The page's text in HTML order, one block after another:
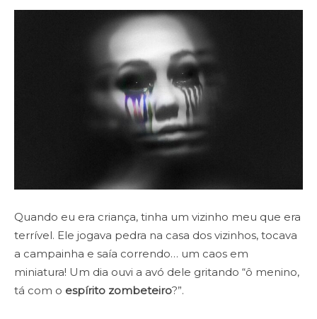
Quando eu era criança, tinha um vizinho meu que era
terrível. Ele jogava pedra na casa dos vizinhos, tocava
a campainha e saía correndo… um caos em
miniatura! Um dia ouvi a avó dele gritando “ô menino,
tá com o espírito zombeteiro?”.